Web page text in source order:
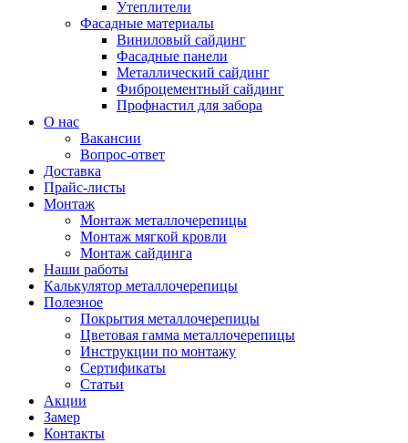
Утеплители
Фасадные материалы
Виниловый сайдинг
Фасадные панели
Металлический сайдинг
Фиброцементный сайдинг
Профнастил для забора
О нас
Вакансии
Вопрос-ответ
Доставка
Прайс-листы
Монтаж
Монтаж металлочерепицы
Монтаж мягкой кровли
Монтаж сайдинга
Наши работы
Калькулятор металлочерепицы
Полезное
Покрытия металлочерепицы
Цветовая гамма металлочерепицы
Инструкции по монтажу
Сертификаты
Статьи
Акции
Замер
Контакты